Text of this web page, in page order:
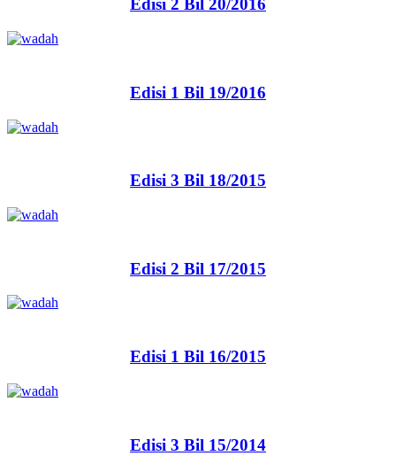
Edisi 2 Bil 20/2016
Edisi 1 Bil 19/2016
Edisi 3 Bil 18/2015
Edisi 2 Bil 17/2015
Edisi 1 Bil 16/2015
Edisi 3 Bil 15/2014